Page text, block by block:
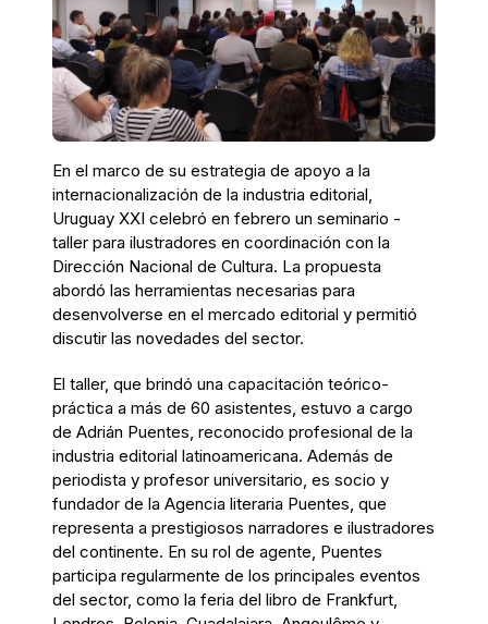
En el marco de su estrategia de apoyo a la
internacionalización de la industria editorial,
Uruguay XXI celebró en febrero un seminario -
taller para ilustradores en coordinación con la
Dirección Nacional de Cultura. La propuesta
abordó las herramientas necesarias para
desenvolverse en el mercado editorial y permitió
discutir las novedades del sector.
El taller, que brindó una capacitación teórico-
práctica a más de 60 asistentes, estuvo a cargo
de Adrián Puentes, reconocido profesional de la
industria editorial latinoamericana. Además de
periodista y profesor universitario, es socio y
fundador de la Agencia literaria Puentes, que
representa a prestigiosos narradores e ilustradores
del continente. En su rol de agente, Puentes
participa regularmente de los principales eventos
del sector, como la feria del libro de Frankfurt,